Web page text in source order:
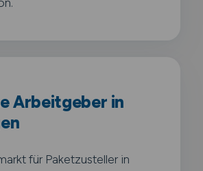
Arbeitgeber in
für Paketzusteller in